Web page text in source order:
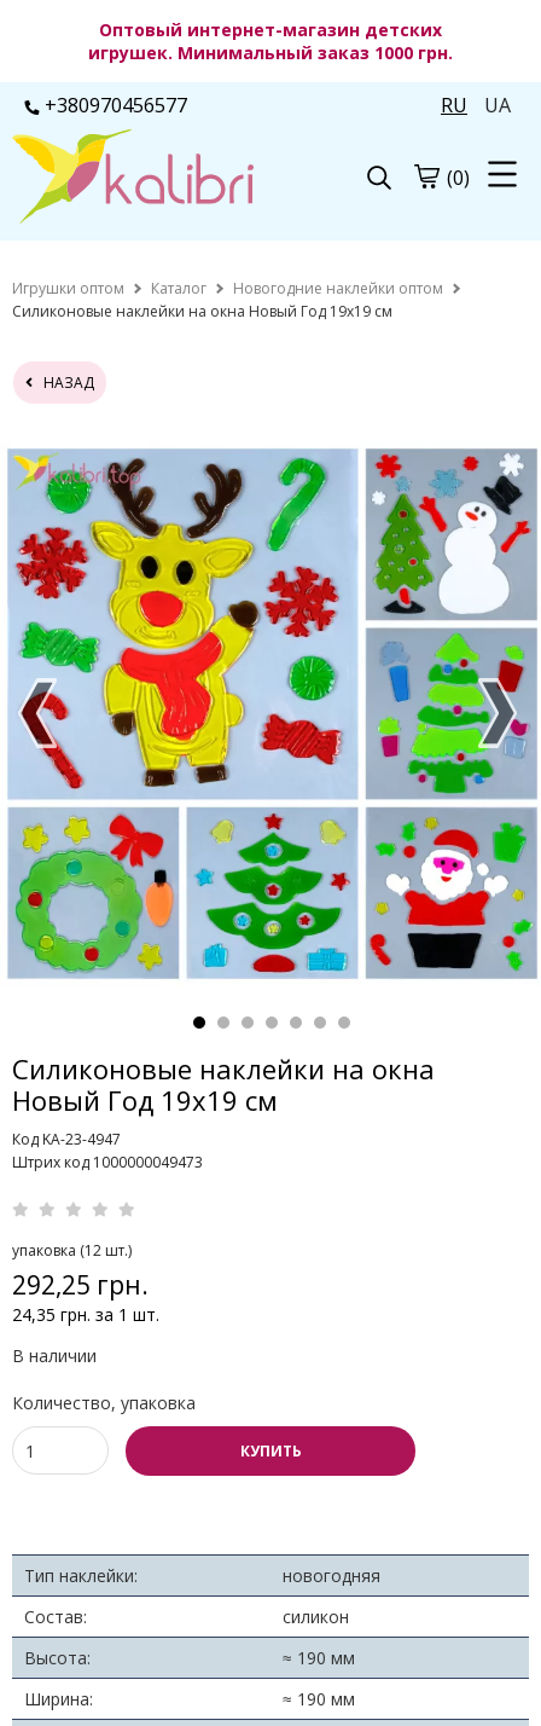
Оптовый интернет-магазин детских
игрушек. Минимальный заказ 1000 грн.
+380970456577 RU UA
(0)
Игрушки оптом Каталог
Новогодние наклейки оптом
Силиконовые наклейки на окна Новый Год 19х19 см
НАЗАД
Силиконовые наклейки на окна
Новый Год 19х19 см
Код KA-23-4947
Штрих код 1000000049473
упаковка (12 шт.)
292,25 грн.
24,35 грн. за 1 шт.
В наличии
Количество, упаковка
КУПИТЬ
Тип наклейки:
новогодняя
Состав:
силикон
Высота:
≈ 190 мм
Ширина:
≈ 190 мм